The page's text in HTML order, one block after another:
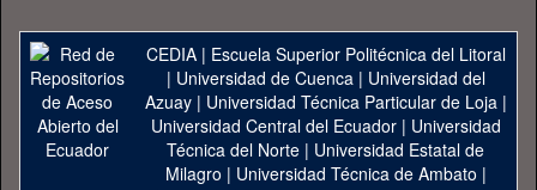
CEDIA| Escuela Superior Politécnica del Litoral
| Universidad de Cuenca| Universidad del
Azuay| Universidad Técnica Particular de Loja|
Universidad Central del Ecuador| Universidad
Técnica del Norte | Universidad Estatal de
Milagro | Universidad Técnica de Ambato |